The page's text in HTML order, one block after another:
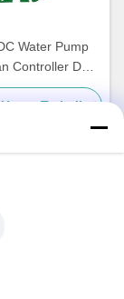
Water Pump
Controller DC
Regulator
Pulse Signal
Terbaik